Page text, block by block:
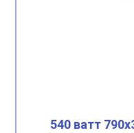
540 ватт